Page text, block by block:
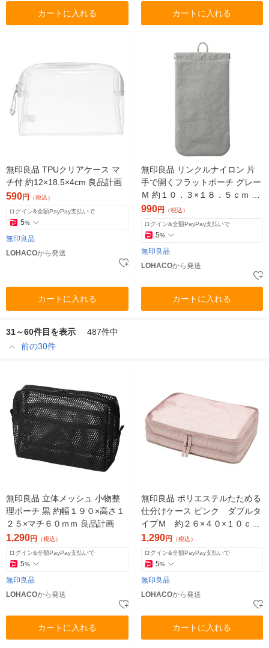
カートに入れる カートに入れる
無印良品 TPUクリアケース マ
チ付 約12×18.5×4cm 良品計画
590円 （税込）
ログイン&全額PayPay支払いで
5%
無印良品
LOHACOから発送
カートに入れる
無印良品 リンクルナイロン 片
手で開くフラットポーチ グレー
Ｍ 約１０．３×１８．５ｃｍ 良
品計画
990円 （税込）
ログイン&全額PayPay支払いで
5%
無印良品
LOHACOから発送
カートに入れる
31～60件目を表示
487件中
前の30件
無印良品 立体メッシュ 小物整
理ポーチ 黒 約幅１９０×高さ１
２５×マチ６０ｍｍ 良品計画
1,290円 （税込）
ログイン&全額PayPay支払いで
5%
無印良品
LOHACOから発送
カートに入れる
無印良品 ポリエステルたためる
仕分けケース ピンク ダブルタ
イプＭ 約２６×４０×１０ｃｍ
良品計画
1,290円 （税込）
ログイン&全額PayPay支払いで
5%
無印良品
LOHACOから発送
カートに入れる